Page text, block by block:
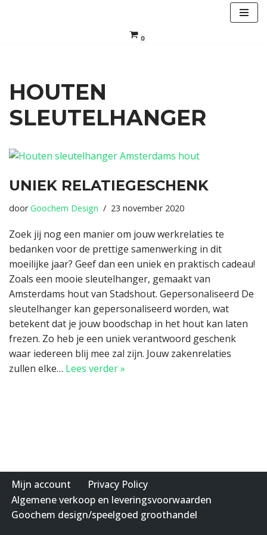
0
HOUTEN
SLEUTELHANGER
UNIEK RELATIEGESCHENK
doorGoochem Design 23 november 2020
Zoek jij nog een manier om jouw werkrelaties te
bedanken voor de prettige samenwerking in dit
moeilijke jaar? Geef dan een uniek en praktisch cadeau!
Zoals een mooie sleutelhanger, gemaakt van
Amsterdams hout van Stadshout. Gepersonaliseerd De
sleutelhanger kan gepersonaliseerd worden, wat
betekent dat je jouw boodschap in het hout kan laten
frezen. Zo heb je een uniek verantwoord geschenk
waar iedereen blij mee zal zijn. Jouw zakenrelaties
zullen elke… Lees verder »
Mijn account
Privacy Policy
Algemene verkoop en leveringsvoorwaarden
Goochem design/speelgoed groothandel